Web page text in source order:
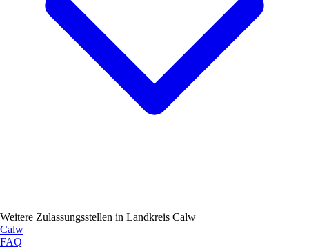
Weitere Zulassungsstellen in Landkreis Calw
Calw
FAQ